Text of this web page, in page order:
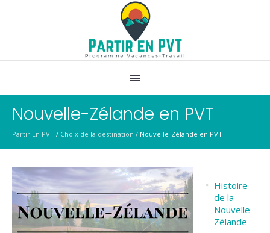
Nouvelle-Zélande en PVT
Partir En PVT / Choix de la destination / Nouvelle-Zélande en PVT
Histoire
de la
Nouvelle-
Zélande